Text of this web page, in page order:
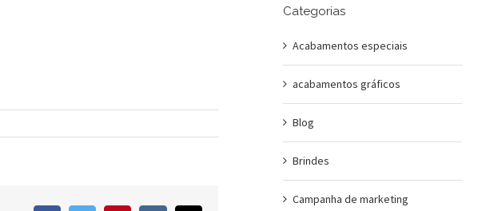
Categorias
Acabamentos especiais
acabamentos gráficos
Blog
Brindes
Campanha de marketing